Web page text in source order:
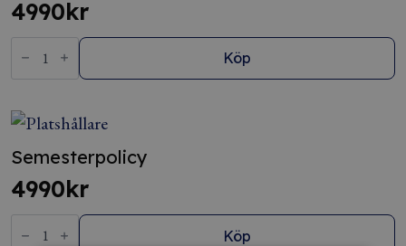
4990kr
Policy
Köp
Semesterpolicy
4990kr
Semesterpolicy
mängd
Köp